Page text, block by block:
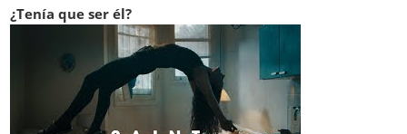
¿Tenía que ser él?